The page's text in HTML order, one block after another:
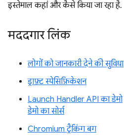
इस्तेमाल कहां और कैसे किया जा रहा है.
मददगार लिंक
लोगों को जानकारी देने की सुविधा
ड्राफ़्ट स्पेसिफ़िकेशन
Launch Handler API का डेमो|
डेमो का सोर्स
Chromium ट्रैकिंग बग